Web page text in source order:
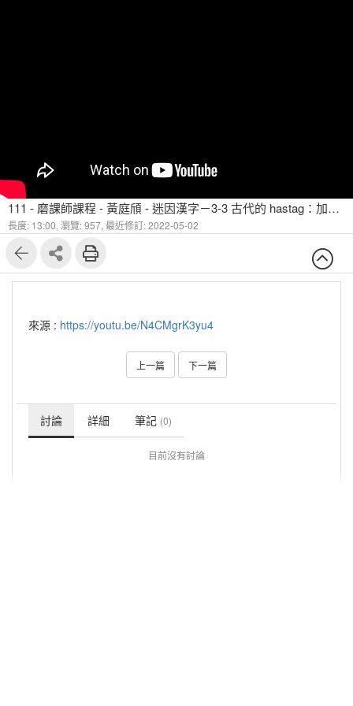
111 - 磨課師課程 - 黃庭頎 - 迷因漢字－3-3 古代的 hastag：加裝意符
長度: 13:00, 瀏覽: 957, 最近修訂: 2022-05-02
來源 : https://youtu.be/N4CMgrK3yu4
上一篇 下一篇
討論 詳細 筆記 (0)
目前沒有討論